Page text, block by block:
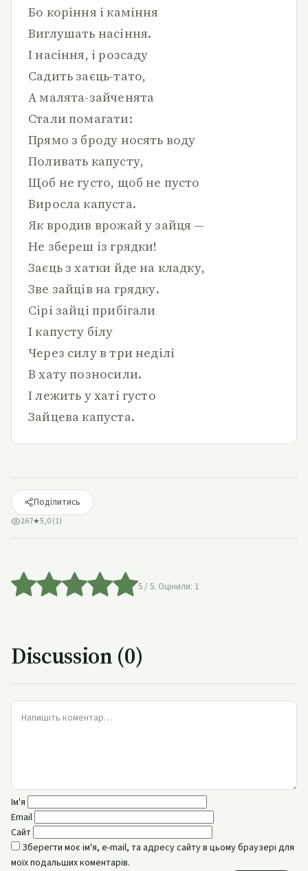
Бо коріння і каміння
Виглушать насіння.
І насіння, і розсаду
Садить заєць-тато,
А малята-зайченята
Стали помагати:
Прямо з броду носять воду
Поливать капусту,
Щоб не густо, щоб не пусто
Виросла капуста.
Як вродив врожай у зайця —
Не збереш із грядки!
Заєць з хатки йде на кладку,
Зве зайців на грядку.
Сірі зайці прибігали
І капусту білу
Через силу в три неділі
В хату позносили.
І лежить у хаті густо
Зайцева капуста.
Поділитись
267★5,0 (1)
5/ 5. Оцінили: 1
Discussion (0)
Ім'я
Email
Сайт
Зберегти моє ім'я, e-mail, та адресу сайту в цьому браузері для
моїх подальших коментарів.